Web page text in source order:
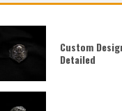
Custom
Detailed